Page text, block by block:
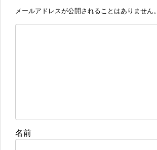
メールアドレスが公開されることはありません。
名前